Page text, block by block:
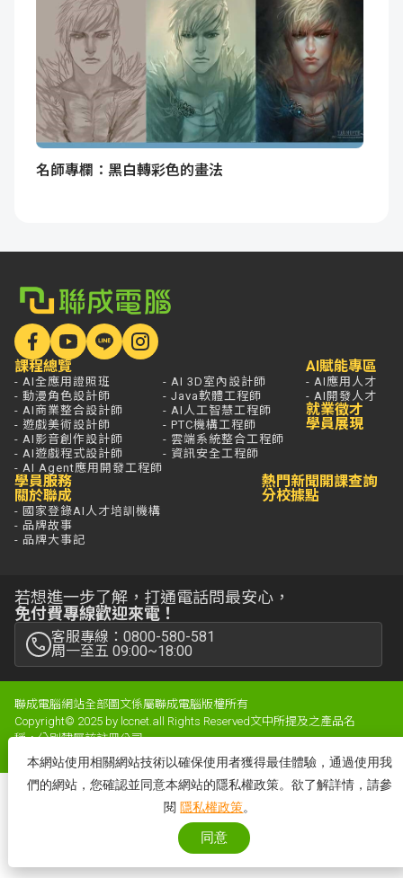
名師專欄：黑白轉彩色的畫法
課程總覽
- AI全應用證照班
- 動漫角色設計師
- AI商業整合設計師
- 遊戲美術設計師
- AI影音創作設計師
- AI遊戲程式設計師
- AI Agent應用開發工程師
- AI 3D室內設計師
- Java軟體工程師
- AI人工智慧工程師
- PTC機構工程師
- 雲端系統整合工程師
- 資訊安全工程師
AI賦能專區
- AI應用人才
- AI開發人才
就業徵才
學員展現
學員服務
關於聯成
- 國家登錄AI人才培訓機構
- 品牌故事
- 品牌大事記
熱門新聞
分校據點
開課查詢
若想進一步了解，打通電話問最安心，
免付費專線歡迎來電！
客服專線：0800-580-581
周一至五 09:00~18:00
聯成電腦網站全部圖文係屬聯成電腦版權所有
Copyright© 2025 by lccnet.all Rights Reserved文中所提及之產品名
稱，分別隸屬該註冊公司
隱私權政策
防詐騙聲明 | 性騷擾防治 網站地圖 消費保障聲明
本網站使用相關網站技術以確保使用者獲得最佳體驗，通過使用我
們的網站，您確認並同意本網站的隱私權政策。欲了解詳情，請參
閱隱私權政策。
同意